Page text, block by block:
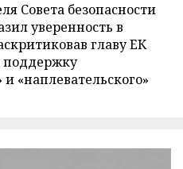
Совета безопасности
уверенность в
главу ЕК
поддержку
«наплевательского»